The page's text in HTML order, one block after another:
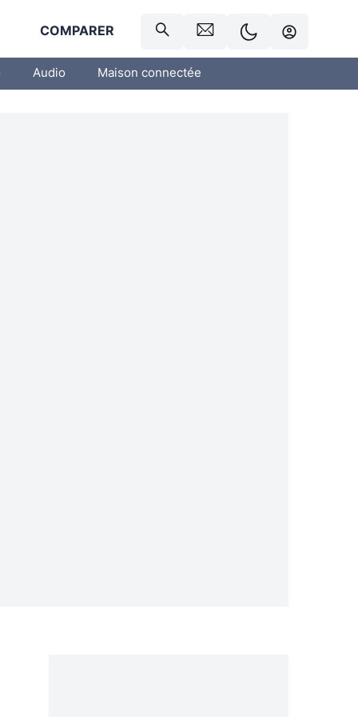
COMPARER
Audio Maison connectée